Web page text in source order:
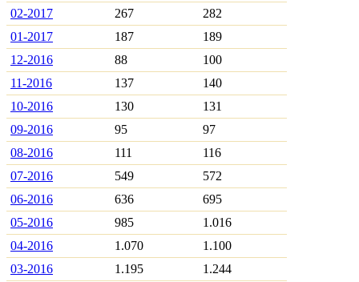
02-2017
267
282
01-2017
187
189
12-2016
88
100
11-2016
137
140
10-2016
130
131
09-2016
95
97
08-2016
111
116
07-2016
549
572
06-2016
636
695
05-2016
985
1.016
04-2016
1.070
1.100
03-2016
1.195
1.244